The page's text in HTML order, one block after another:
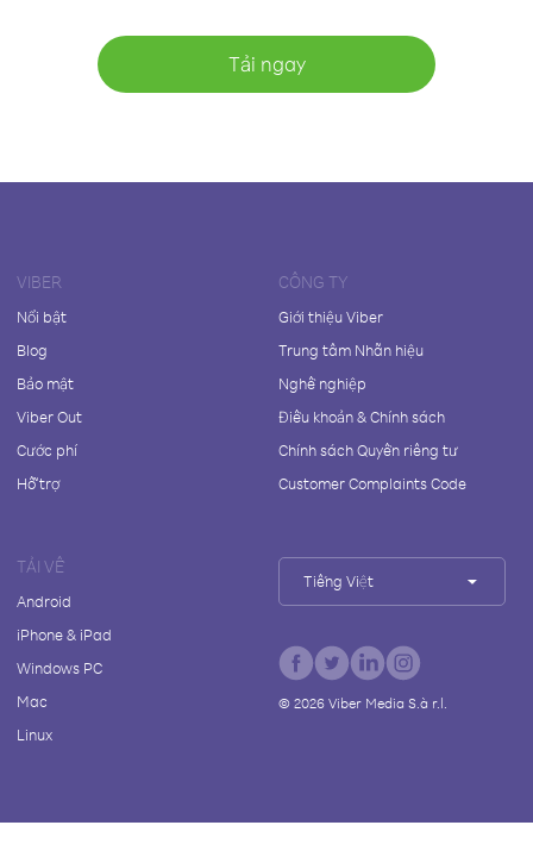
Tải ngay
VIBER
Nổi bật
Blog
Bảo mật
Viber Out
Cước phí
Hỗ trợ
CÔNG TY
Giới thiệu Viber
Trung tâm Nhãn hiệu
Nghề nghiệp
Điều khoản & Chính sách
Chính sách Quyền riêng tư
Customer Complaints Code
TẢI VỀ
Android
iPhone & iPad
Windows PC
Mac
Linux
Tiếng Việt
© 2026Viber Media S.à r.l.